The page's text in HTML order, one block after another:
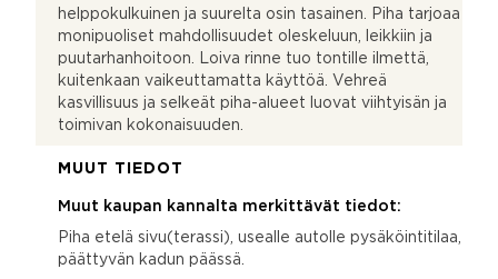
helppokulkuinen ja suurelta osin tasainen. Piha tarjoaa
monipuoliset mahdollisuudet oleskeluun, leikkiin ja
puutarhanhoitoon. Loiva rinne tuo tontille ilmettä,
kuitenkaan vaikeuttamatta käyttöä. Vehreä
kasvillisuus ja selkeät piha-alueet luovat viihtyisän ja
toimivan kokonaisuuden.
MUUT TIEDOT
Muut kaupan kannalta merkittävät tiedot:
Piha etelä sivu(terassi), usealle autolle pysäköintitilaa,
päättyvän kadun päässä.